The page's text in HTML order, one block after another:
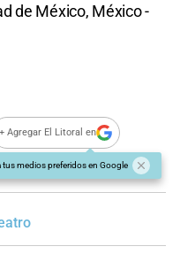
de México, México -
+ Agregar El Litoral en
tus medios preferidos en Google